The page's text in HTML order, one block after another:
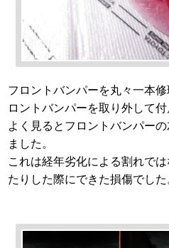
フロントバンパーを丸々一本
ロントバンパーを取り外して付
よく見るとフロントバンパー
ました。
これは経年劣化による割れで
たりした際にできた損傷でした